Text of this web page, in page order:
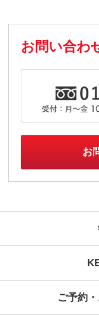
オンラ
総合窓口
事務局
オンライ
方は、電